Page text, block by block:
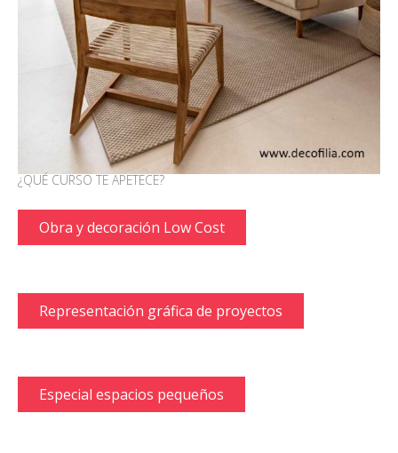
¿QUÉ CURSO TE APETECE?
Obra y decoración Low Cost
Representación gráfica de proyectos
Especial espacios pequeños